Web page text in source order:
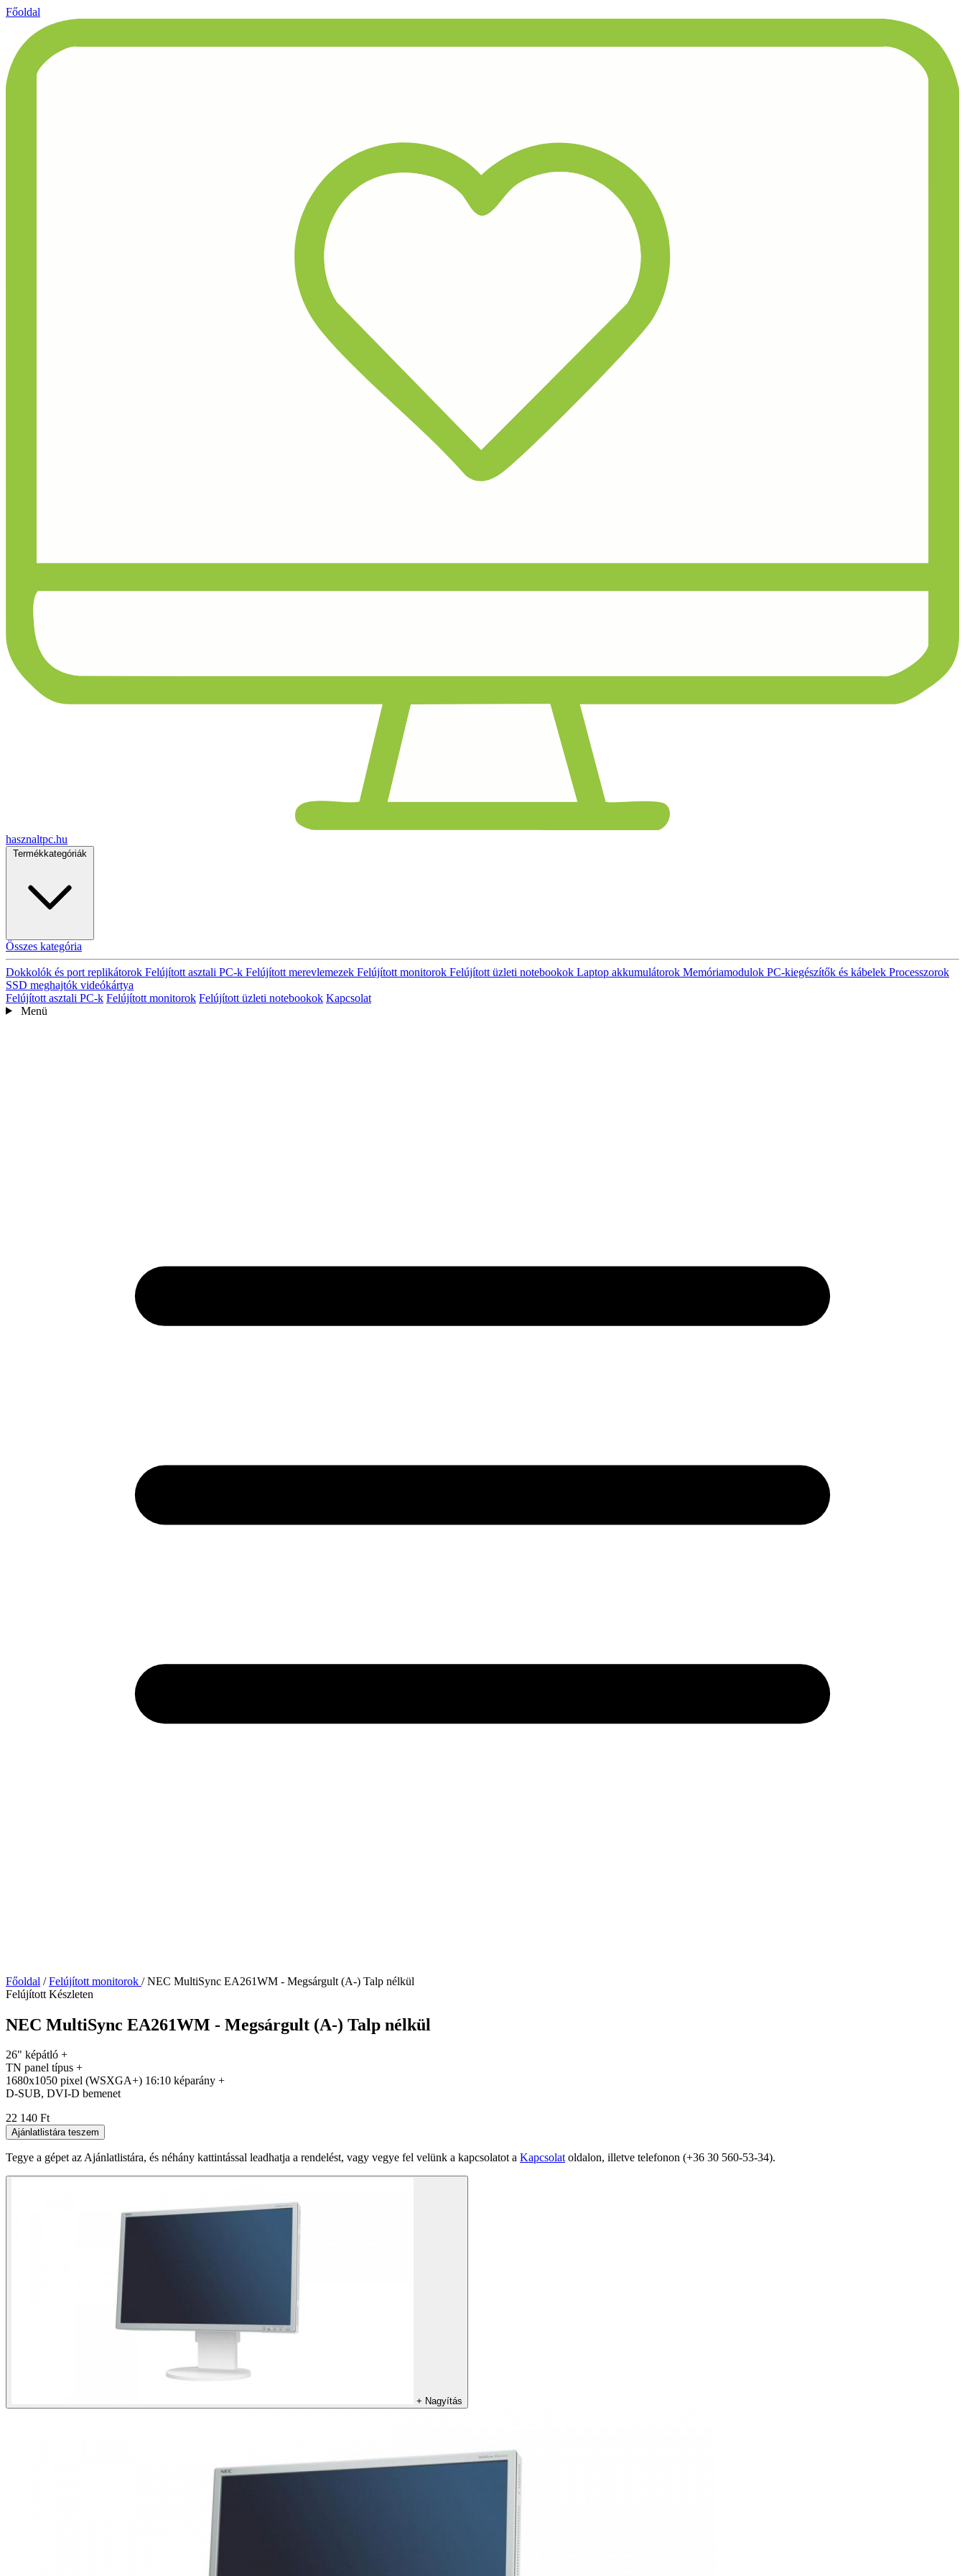
Főoldal
hasznaltpc.hu
Termékkategóriák
Összes kategória
Dokkolók és port replikátorok Felújított asztali PC-k Felújított merevlemezek Felújított monitorok Felújított üzleti notebookok Laptop akkumulátorok Memóriamodulok PC-kiegészítők és kábelek Processzorok
SSD meghajtók videókártya
Felújított asztali PC-k Felújított monitorok Felújított üzleti notebookok Kapcsolat
Menü
Főoldal / Felújított monitorok / NEC MultiSync EA261WM - Megsárgult (A-) Talp nélkül
Felújított Készleten
NEC MultiSync EA261WM - Megsárgult (A-) Talp nélkül
26" képátló +
TN panel típus +
1680x1050 pixel (WSXGA+) 16:10 képarány +
D-SUB, DVI-D bemenet
22 140 Ft
Ajánlatlistára teszem
Tegye a gépet az Ajánlatlistára, és néhány kattintással leadhatja a rendelést, vagy vegye fel velünk a kapcsolatot a Kapcsolatoldalon, illetve telefonon (+36 30 560-53-34).
+ Nagyítás